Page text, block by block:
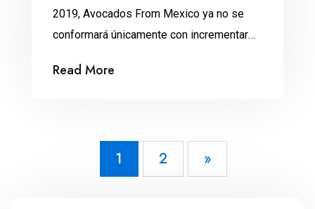
2019, Avocados From Mexico ya no se
conformará únicamente con incrementar
adopción de mascotas. ¿Qué sería del
cuestionan porqué Avocados From
Mexico se molesta en anunciarse […]
Read More
1 2 »